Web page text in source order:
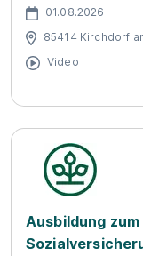
01.08.2026
85414 Kirchdorf
Video
Ausbildung zum